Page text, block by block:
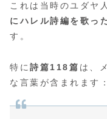
これは当時のユダヤ
にハレル詩編を歌っ
す。
特に詩篇118篇 は、
な言葉が含まれます：